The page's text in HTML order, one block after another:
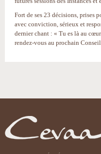
Fort de ses 23 décisions, prises
avec conviction, sérieux et
dernier chant : « Tu es là au
rendez-vous au prochain
document